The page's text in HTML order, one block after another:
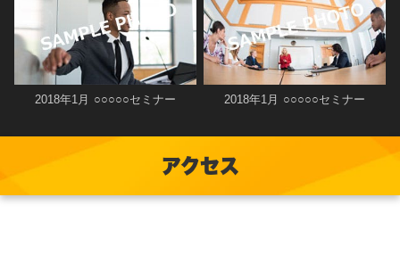
2018年1月 ○○○○○セミナー 2018年1月 ○○○○○セミナー
アクセス